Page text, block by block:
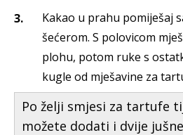
Kakao u prahu pomiješaj
šećerom. S polovicom
plohu, potom ruke s
kugle od mješavine za
Po želji smjesi za tartufe
možete dodati i dvije